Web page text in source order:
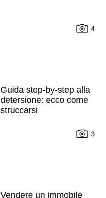
4
Guida step-by-step alla
detersione: ecco come
struccarsi
3
Vendere un immobile